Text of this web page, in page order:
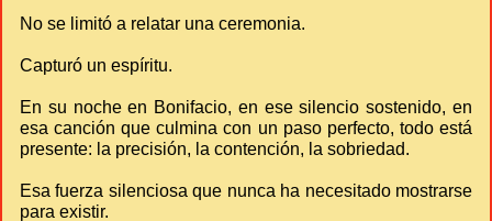
No se limitó a relatar una ceremonia.
Capturó un espíritu.
En su noche en Bonifacio, en ese silencio sostenido, en
esa canción que culmina con un paso perfecto, todo está
presente: la precisión, la contención, la sobriedad.
Esa fuerza silenciosa que nunca ha necesitado mostrarse
para existir.